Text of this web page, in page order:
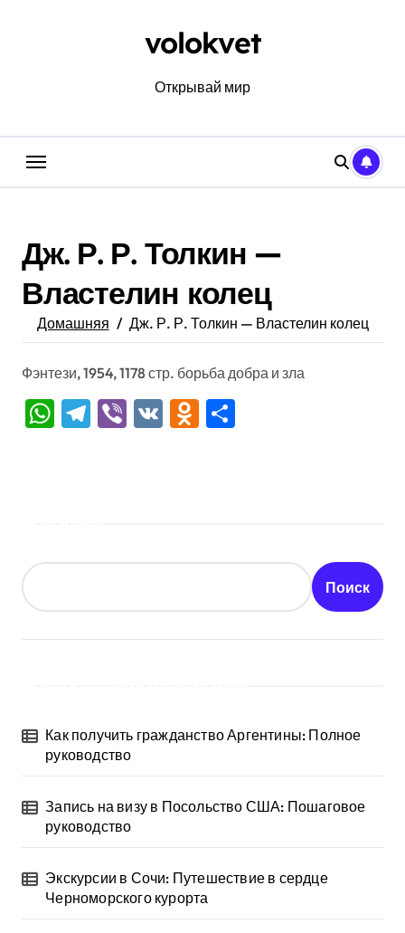
volokvet
Открывай мир
Дж. Р. Р. Толкин —
Властелин колец
Домашняя Дж. Р. Р. Толкин — Властелин колец
Фэнтези, 1954, 1178 стр. борьба добра и зла
WhatsApp
Telegram
Viber
VK Odnoklassniki
Поиск
Как получить гражданство Аргентины: Полное
руководство
Запись на визу в Посольство США: Пошаговое
руководство
Экскурсии в Сочи: Путешествие в сердце
Черноморского курорта